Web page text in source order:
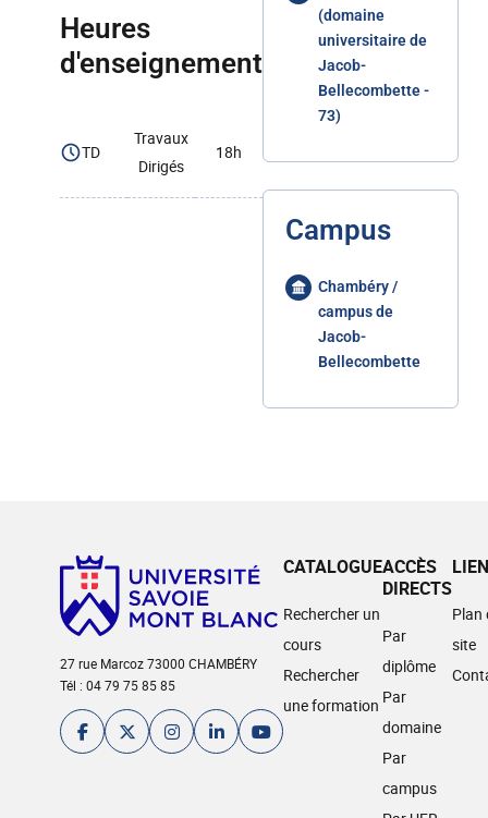
Heures
d'enseignement
TD
Travaux
Dirigés
18h
(domaine
universitaire de
Jacob-
Bellecombette -
73)
Campus
Chambéry /
campus de
Jacob-
Bellecombette
27 rue Marcoz 73000 CHAMBÉRY
Tél : 04 79 75 85 85
CATALOGUE
Rechercher un
cours
Rechercher
une formation
ACCÈS
DIRECTS
Par
diplôme
Par
domaine
Par
campus
Plan
site